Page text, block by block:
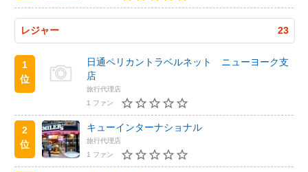
レジャー 23
1
位
日通ペリカントラベルネット ニューヨーク支
店
旅行代理店
1 ファン
2
位
キューインターナショナル
旅行代理店
1 ファン